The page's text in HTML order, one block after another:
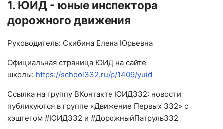
1. ЮИД - юные инспектора
дорожного движения
Руководитель: Скибина Елена Юрьевна
Официальная страница ЮИД на сайте
школы: https://school332.ru/p/1409/yuid
Ссылка на группу ВКонтакте ЮИД332: новости
публикуются в группе «Движение Первых 332» с
хэштегом #ЮИД332 и #ДорожныйПатруль332